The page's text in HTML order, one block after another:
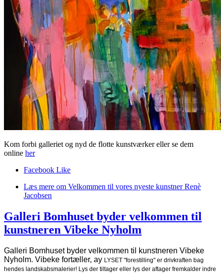
Kom forbi galleriet og nyd de flotte kunstværker eller se dem
online her
Facebook Like
Læs mere om Velkommen til vores nyeste kunstner Renè
Jacobsen
Galleri Bomhuset byder velkommen til
kunstneren Vibeke Nyholm
Galleri Bomhuset byder velkommen til kunstneren Vibeke
Nyholm. Vibeke fortæller, ay LYSET "forestilling" er drivkraften bag
hendes landskabsmalerier! Lys der tiltager eller lys der aftager fremkalder indre